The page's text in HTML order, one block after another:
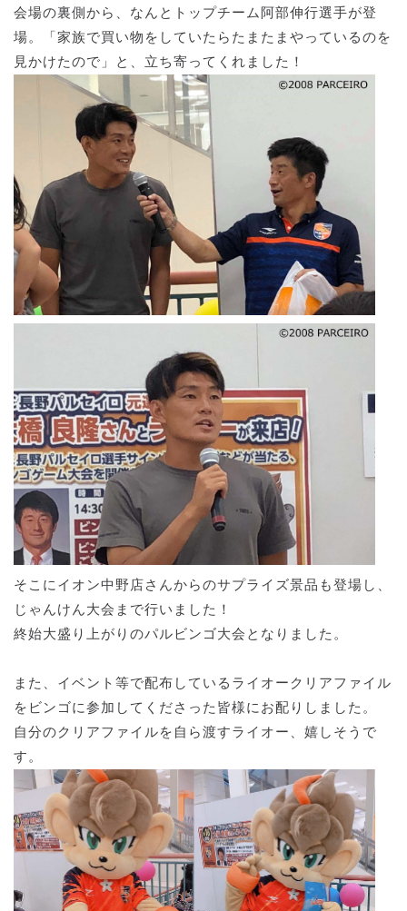
会場の裏側から、なんとトップチーム阿部伸行選手が登
場。「家族で買い物をしていたらたまたまやっているのを
見かけたので」と、立ち寄ってくれました！
そこにイオン中野店さんからのサプライズ景品も登場し、
じゃんけん大会まで行いました！
終始大盛り上がりのパルビンゴ大会となりました。
また、イベント等で配布しているライオークリアファイル
をビンゴに参加してくださった皆様にお配りしました。
自分のクリアファイルを自ら渡すライオー、嬉しそうで
す。